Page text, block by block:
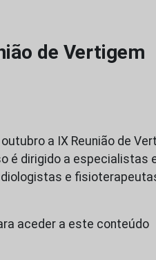
de Vertigem
a IX Reunião de
é dirigido a especialistas
e
aceder a este conteúdo